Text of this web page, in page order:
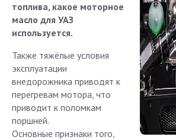
топлива, какое моторное
масло для УАЗ
используется.
Также тяжёлые условия
эксплуатации
внедорожника приводят к
перегревам мотора, что
приводит к поломкам
поршней.
Основные признаки того,